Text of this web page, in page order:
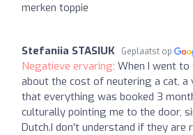
merken toppie
Stefaniia STASIUK Geplaatst op
Negatieve ervaring: When I went to
about the cost of neutering a cat, a
that everything was booked 3
culturally pointing me to the door,
Dutch.I don't understand if they are